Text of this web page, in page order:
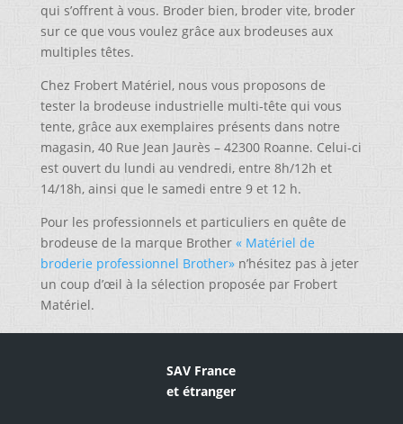
qui s’offrent à vous. Broder bien, broder vite, broder
sur ce que vous voulez grâce aux brodeuses aux
multiples têtes.
Chez Frobert Matériel, nous vous proposons de
tester la brodeuse industrielle multi-tête qui vous
tente, grâce aux exemplaires présents dans notre
magasin, 40 Rue Jean Jaurès – 42300 Roanne. Celui-ci
est ouvert du lundi au vendredi, entre 8h/12h et
14/18h, ainsi que le samedi entre 9 et 12 h.
Pour les professionnels et particuliers en quête de
brodeuse de la marque Brother « Matériel de
broderie professionnel Brother»n’hésitez pas à jeter
un coup d’œil à la sélection proposée par Frobert
Matériel.
SAV France
et étranger